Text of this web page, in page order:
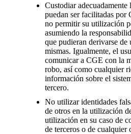
Custodiar adecuadamente
puedan ser facilitadas por
no permitir su utilización
asumiendo la
que pudieran derivarse de
mismas. Igualmente, el
comunicar a CGE con la
robo, así como cualquier
información sobre el
tercero.
No utilizar identidades
de otros en la utilización
utilización en su caso de
de terceros o de cualquier